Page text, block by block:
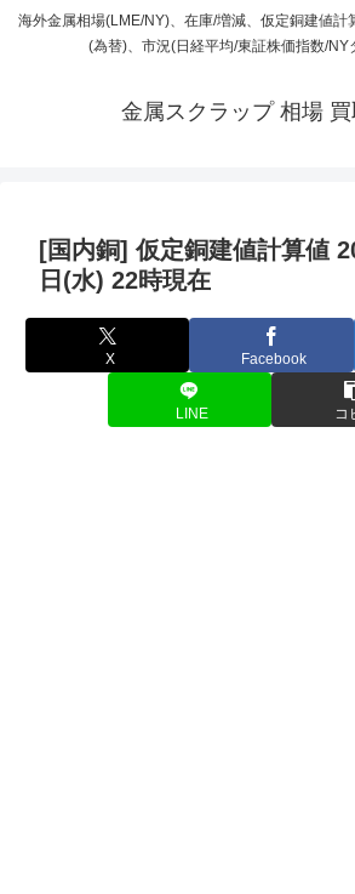
海外金属相場(LME/NY)、在庫/増減、仮定銅建値計
(為替)、市況(日経平均/東証株価指数/NY
金属スクラップ 相場
[国内銅] 仮定銅建値計算値
日(水) 22時現在
X Facebook
LINE コ